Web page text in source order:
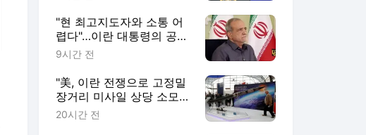
"현 최고지도자와 소통 어
렵다"…이란 대통령의 공개
시인
9시간 전
"美, 이란 전쟁으로 고정밀
장거리 미사일 상당 소모"
[로이터]
20시간 전